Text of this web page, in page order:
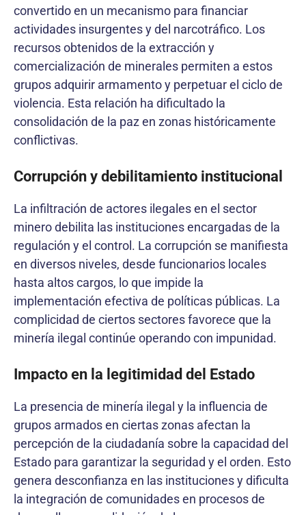
convertido en un mecanismo para financiar
actividades insurgentes y del narcotráfico. Los
recursos obtenidos de la extracción y
comercialización de minerales permiten a estos
grupos adquirir armamento y perpetuar el ciclo de
violencia. Esta relación ha dificultado la
consolidación de la paz en zonas históricamente
conflictivas.
Corrupción y debilitamiento institucional
La infiltración de actores ilegales en el sector
minero debilita las instituciones encargadas de la
regulación y el control. La corrupción se manifiesta
en diversos niveles, desde funcionarios locales
hasta altos cargos, lo que impide la
implementación efectiva de políticas públicas. La
complicidad de ciertos sectores favorece que la
minería ilegal continúe operando con impunidad.
Impacto en la legitimidad del Estado
La presencia de minería ilegal y la influencia de
grupos armados en ciertas zonas afectan la
percepción de la ciudadanía sobre la capacidad del
Estado para garantizar la seguridad y el orden. Esto
genera desconfianza en las instituciones y dificulta
la integración de comunidades en procesos de